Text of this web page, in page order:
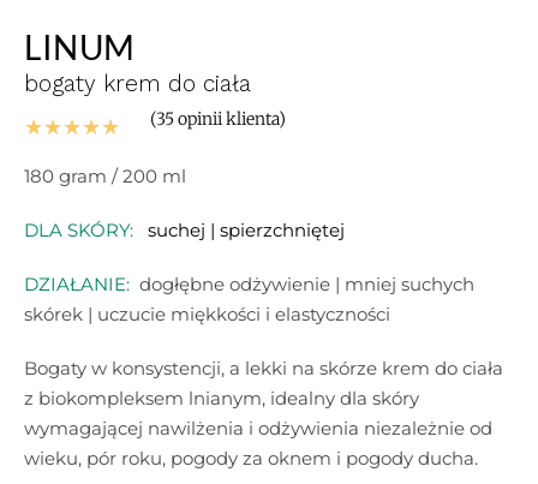
LINUM
bogaty krem do ciała
4.97na 5 na
podstawie
35klientów
(35 opinii klienta)
180 gram / 200 ml
DLA SKÓRY: suchej | spierzchniętej
DZIAŁANIE: dogłębne odżywienie | mniej suchych
skórek | uczucie miękkości i elastyczności
Bogaty w konsystencji, a lekki na skórze krem do ciała
z biokompleksem lnianym, idealny dla skóry
wymagającej nawilżenia i odżywienia niezależnie od
wieku, pór roku, pogody za oknem i pogody ducha.